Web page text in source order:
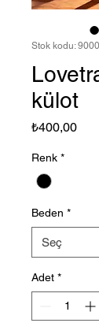
Stok kodu:
külot
₺400,00Fiyat
Renk *
Beden *
Adet *